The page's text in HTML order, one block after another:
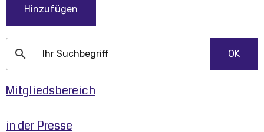
Hinzufügen
OK
Mitgliedsbereich
in der Presse